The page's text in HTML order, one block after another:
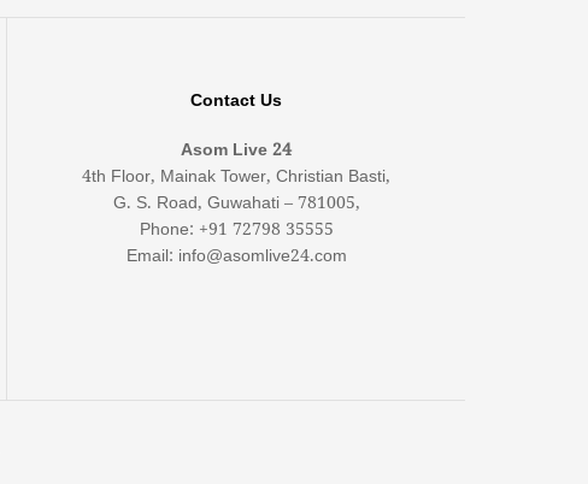
Contact Us
Asom Live 24
4th Floor, Mainak Tower, Christian Basti,
G. S. Road, Guwahati – 781005,
Phone: +91 72798 35555
Email: info@asomlive24.com